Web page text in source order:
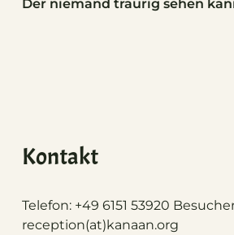
Der niemand traurig sehen
Kontakt
Telefon: +49 6151 53920
reception(at)kanaan.org